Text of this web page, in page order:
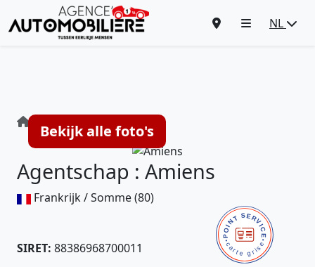
NL
Bekijk alle foto's
Agentschap : Amiens
Frankrijk / Somme (80)
SIRET: 88386968700011